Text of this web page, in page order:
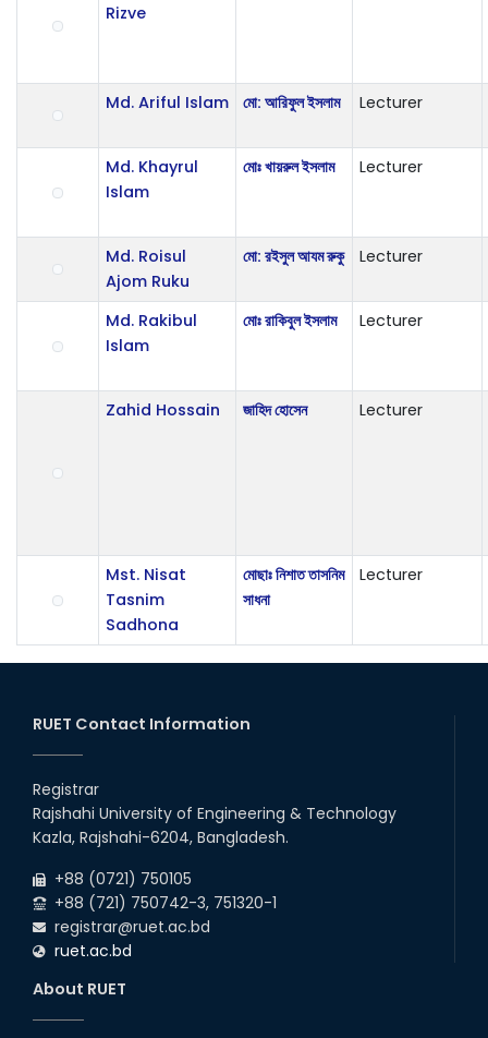
Rizve
Md. Ariful Islam মো: আরিফুল ইসলাম Lecturer
Md. Khayrul
Islam
মোঃ খায়রুল ইসলাম Lecturer
Md. Roisul
Ajom Ruku
মো: রইসুল আযম রুকু Lecturer
Md. Rakibul
Islam
মোঃ রাকিবুল ইসলাম Lecturer
Zahid Hossain জাহিদ হোসেন Lecturer
Mst. Nisat
Tasnim
Sadhona
মোছাঃ নিশাত তাসনিম
সাধনা
Lecturer
RUET Contact Information
Registrar
Rajshahi University of Engineering & Technology
Kazla, Rajshahi-6204, Bangladesh.
+88 (0721) 750105
+88 (721) 750742-3, 751320-1
registrar@ruet.ac.bd
ruet.ac.bd
About RUET